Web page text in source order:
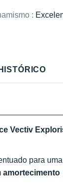
:
HISTÓRICO
Vectiv
para uma
amortecimento